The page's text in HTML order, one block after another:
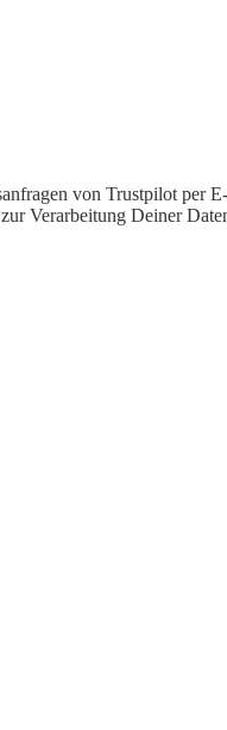
von Trustpilot per
Verarbeitung Deiner